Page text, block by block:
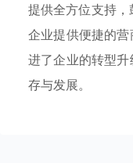
提供全方位支持
企业提供便捷的
进了企业的转型
存与发展。